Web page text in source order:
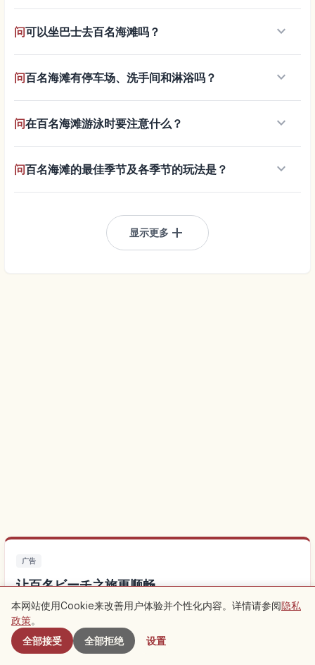
问可以坐巴士去百名海滩吗？ keyboard_arrow_down
问百名海滩有停车场、洗手间和淋浴吗？ keyboard_arrow_down
问在百名海滩游泳时要注意什么？ keyboard_arrow_down
问百名海滩的最佳季节及各季节的玩法是？ keyboard_arrow_down
显示更多 add
广告
让百名ビーチ之旅更顺畅
就近住宿让观光更方便，不妨也看看当地的特色体验。
查找百名ビーチ附近的酒店
附近景点
本网站使用Cookie来改善用户体验并个性化内容。详情请参阅隐私
政策。
全部接受
全部拒绝 设置